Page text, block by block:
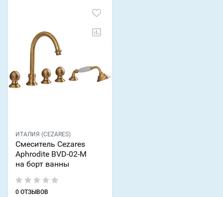
ИТАЛИЯ (CEZARES)
Смеситель Cezares
Aphrodite BVD-02-M
на борт ванны
0 ОТЗЫВОВ